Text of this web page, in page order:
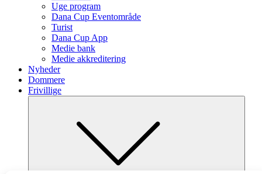
Uge program
Dana Cup Eventområde
Turist
Dana Cup App
Medie bank
Medie akkreditering
Nyheder
Dommere
Frivillige